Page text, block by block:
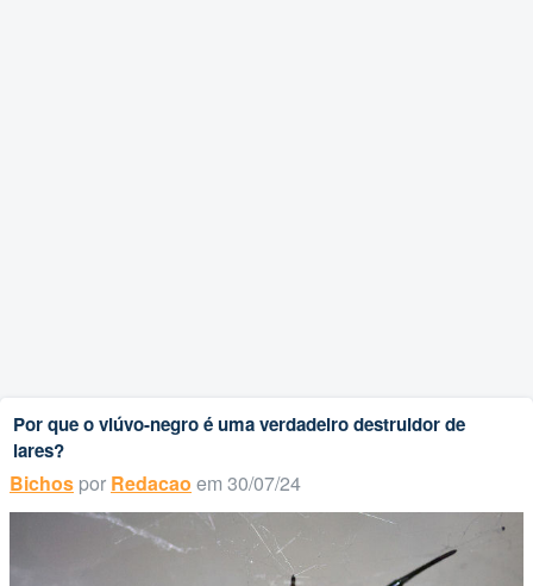
Por que o viúvo-negro é uma verdadeiro destruidor de
lares?
Bichos por Redacao em 30/07/24